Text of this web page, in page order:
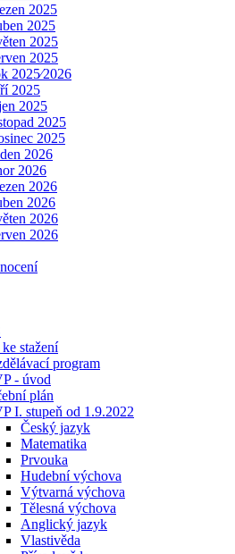
2025
2025
2025
2025
2025⁄2026
2025
2025
2025
2025
2026
2026
2026
2026
2026
2026
stažení
program
- úvod
plán
I. stupeň od 1.9.2022
Český jazyk
Matematika
Prvouka
Hudební výchova
Výtvarná výchova
Tělesná výchova
Anglický jazyk
Vlastivěda